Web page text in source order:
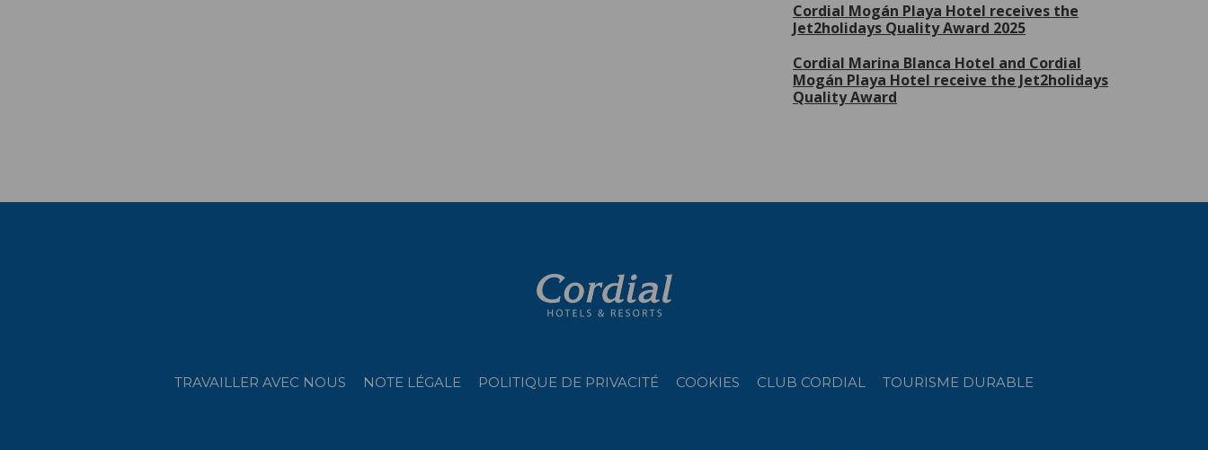
Cordial Mogán Playa Hotel receives the
Jet2holidays Quality Award 2025
Cordial Marina Blanca Hotel and Cordial
Mogán Playa Hotel receive the Jet2holidays
Quality Award
TRAVAILLER AVEC NOUS NOTE LÉGALE POLITIQUE DE PRIVACITÉ COOKIES CLUB CORDIAL TOURISME DURABLE